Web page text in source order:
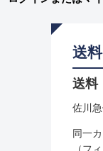
送
送料
佐川
同一